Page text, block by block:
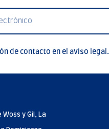
de contacto en el aviso legal.
y Gil, La